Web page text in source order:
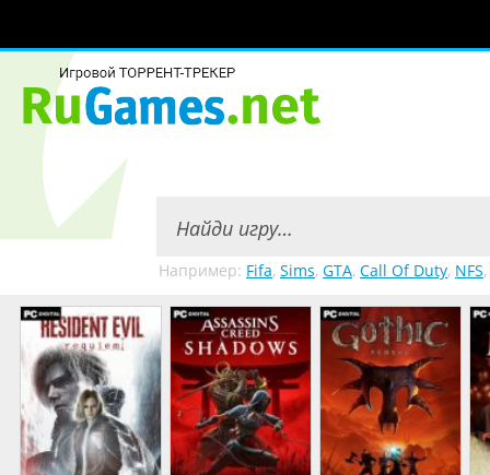
Например: Fifa, Sims, GTA, Call Of Duty, NFS,